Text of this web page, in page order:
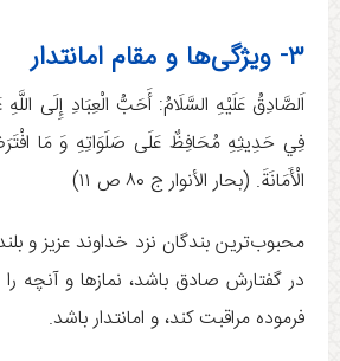
۳- ویژگی‌ها و مقام امانتدار
اَلصَّادِقُ عَلَيْهِ السَّلَامُ: أَحَبُّ الْعِبَادِ إِلَى
فِي حَدِيثِهِ مُحَافِظٌ عَلَى صَلَوَاتِهِ وَ مَا
الْأَمَانَةَ. (بحار الأنوار ج ‏۸۰ ص ۱۱)
محبوب‌ترین بندگان نزد خداوند عزیز و
در گفتارش صادق باشد، نمازها و آنچه
فرموده مراقبت کند، و امانتدار باشد.